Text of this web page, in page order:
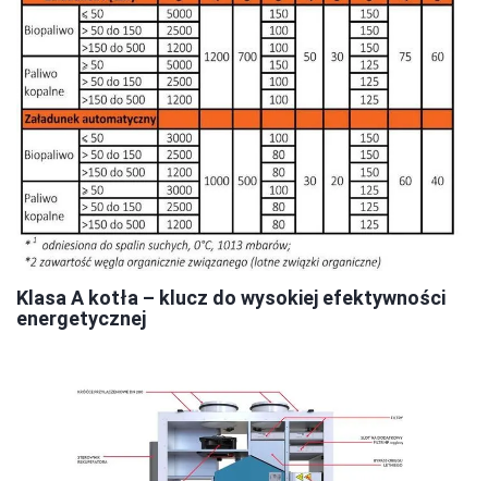
Klasa A kotła – klucz do wysokiej efektywności
energetycznej